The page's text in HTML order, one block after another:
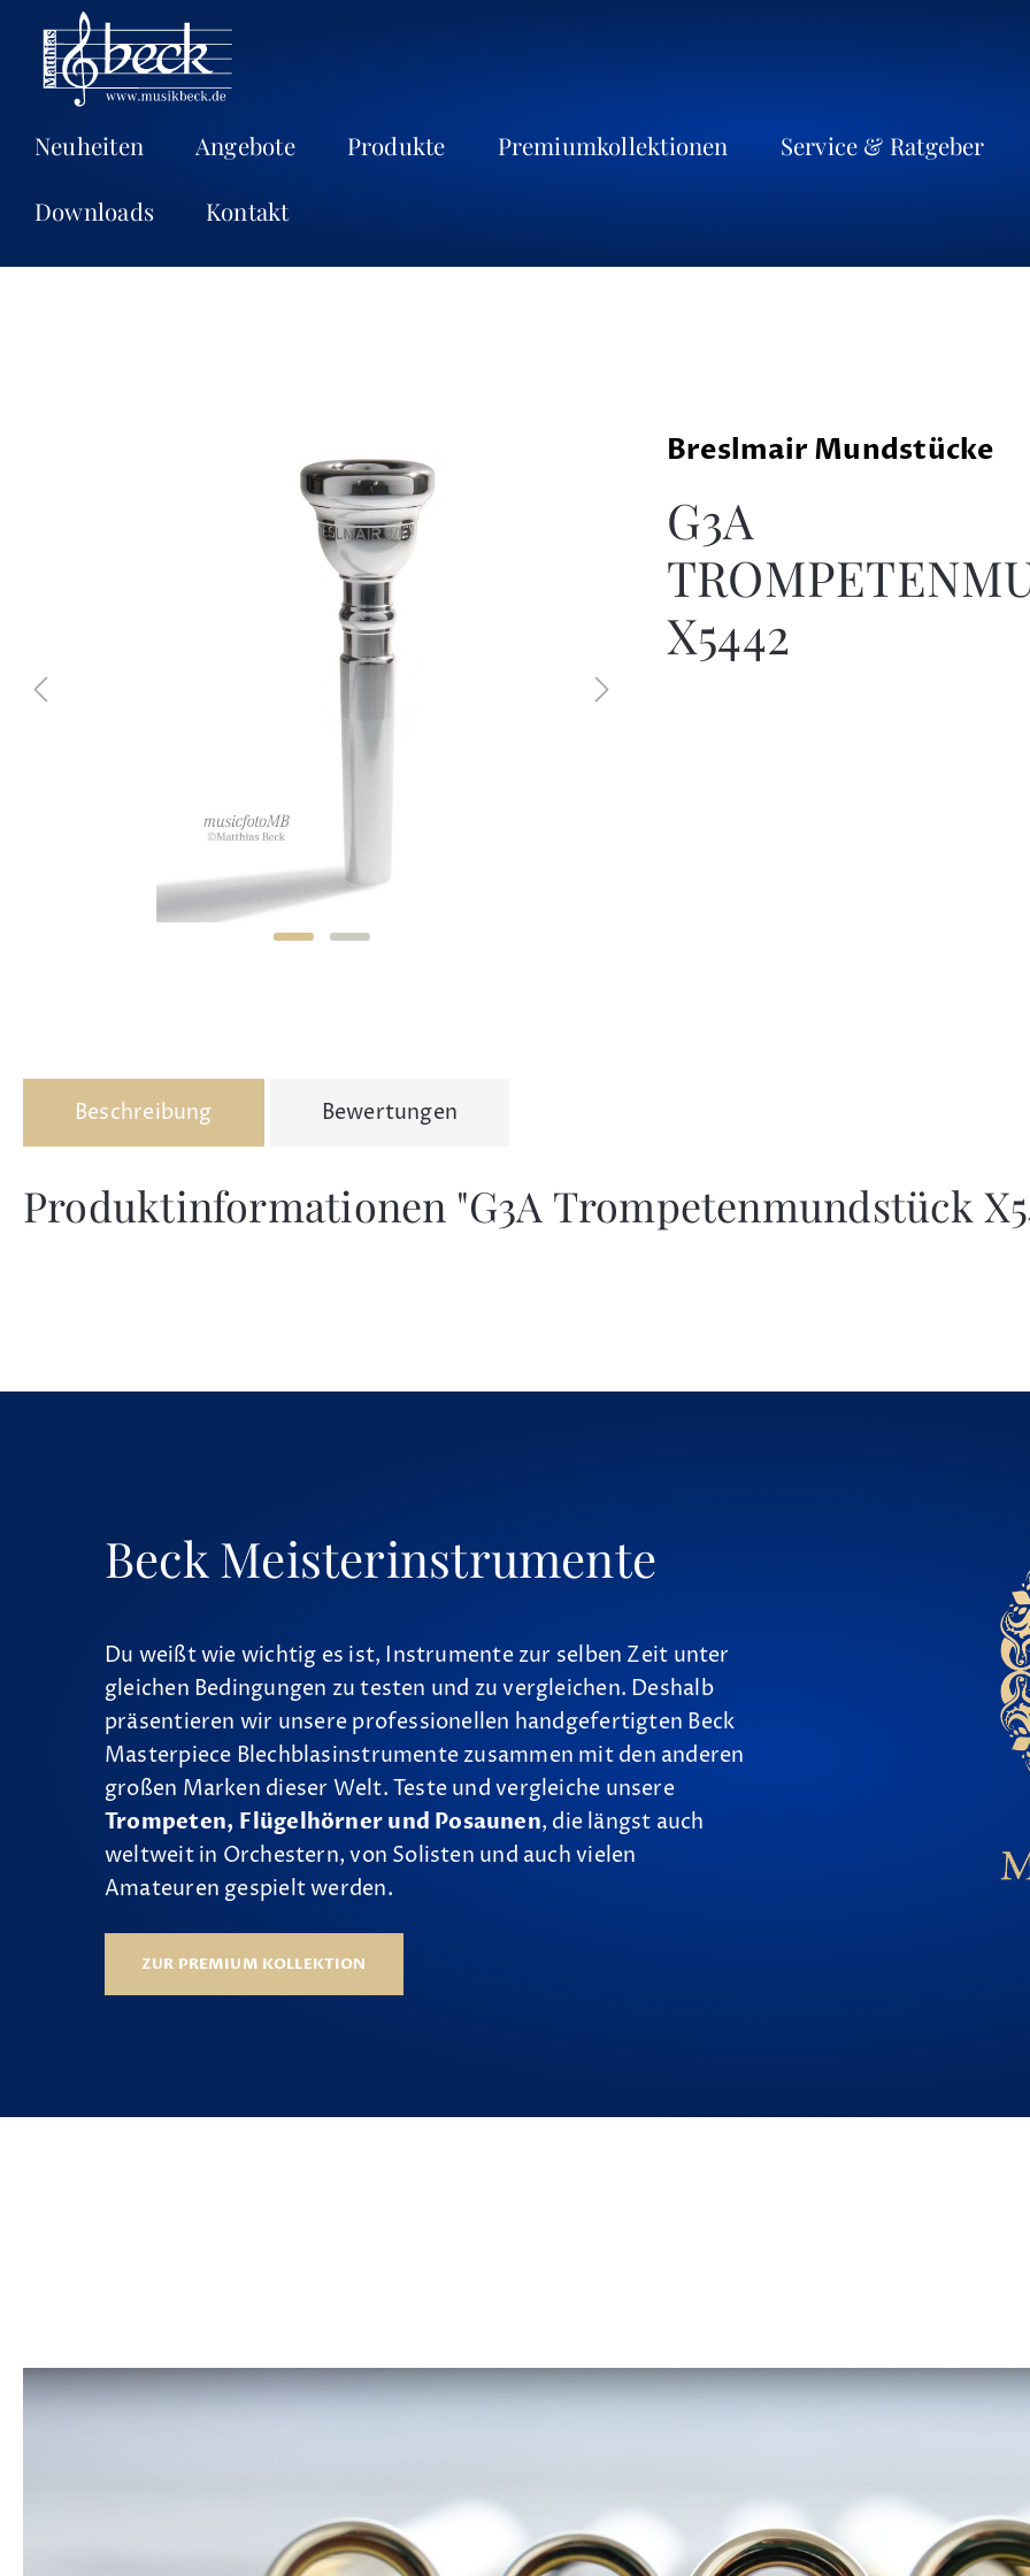
Neuheiten Angebote Produkte Premiumkollektionen Service & Ratgeber
Downloads Kontakt
Breslmair Mundstücke
G3A
X5442
Beschreibung Bewertungen
Produktinformationen "G3A Trompetenmundstück
Beck Meisterinstrumente
Du weißt wie wichtig es ist, Instrumente zur selben Zeit unter
gleichen Bedingungen zu testen und zu vergleichen. Deshalb
präsentieren wir unsere professionellen handgefertigten Beck
Masterpiece Blechblasinstrumente zusammen mit den anderen
großen Marken dieser Welt. Teste und vergleiche unsere
Trompeten, Flügelhörner und Posaunen, die längst auch
weltweit in Orchestern, von Solisten und auch vielen
Amateuren gespielt werden.
ZUR PREMIUM KOLLEKTION